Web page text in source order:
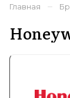
Главная –